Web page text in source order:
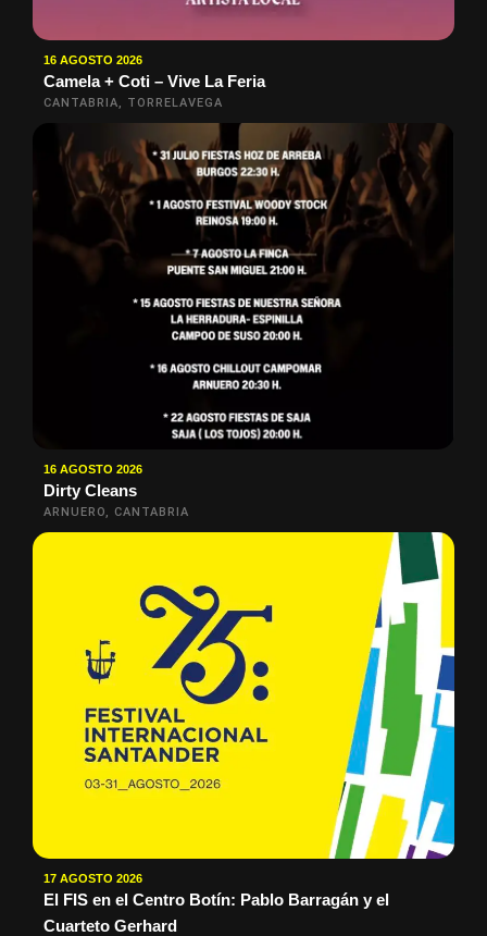
16 AGOSTO 2026
Camela + Coti – Vive La Feria
CANTABRIA, TORRELAVEGA
16 AGOSTO 2026
Dirty Cleans
ARNUERO, CANTABRIA
17 AGOSTO 2026
El FIS en el Centro Botín: Pablo Barragán y el
Cuarteto Gerhard